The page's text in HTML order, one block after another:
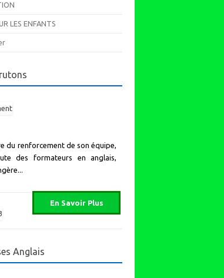
LES ENFANTS
du renforcement de son équipe,
des formateurs en anglais,
Anglais